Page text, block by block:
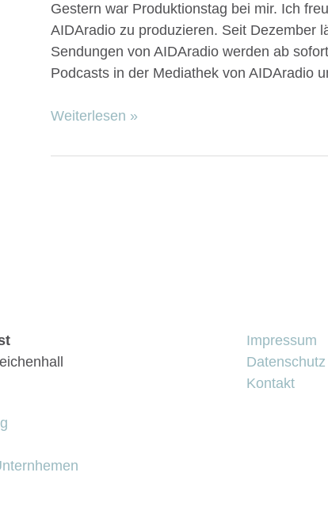
Gestern war Produktionstag bei mir. Ich
AIDAradio zu produzieren. Seit Dezember
Sendungen von AIDAradio werden ab
Podcasts in der Mediathek von AIDAradio
Weiterlesen »
Impressum
Datenschutz
Kontakt